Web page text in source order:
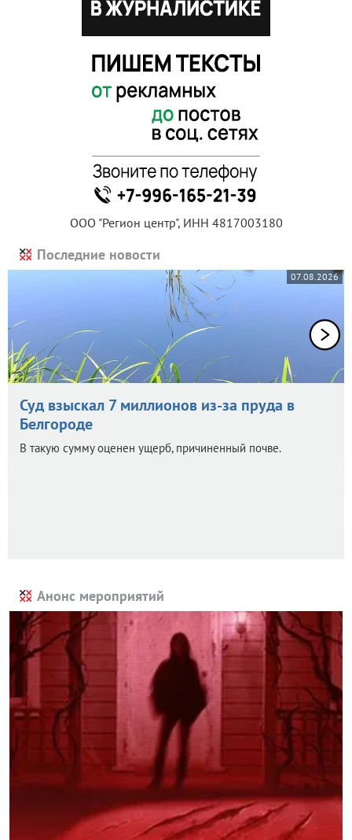
ООО "Регион центр", ИНН 4817003180
Последние новости
07.08.2026
Суд взыскал 7 миллионов из-за пруда в
Белгороде
В такую сумму оценен ущерб, причиненный почве.
Анонс мероприятий